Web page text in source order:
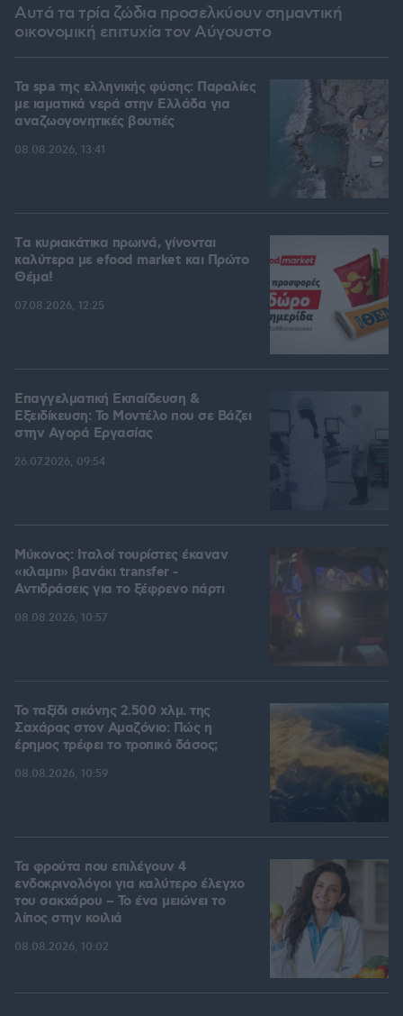
Αυτά τα τρία ζώδια προσελκύουν σημαντική
οικονομική επιτυχία τον Αύγουστο
Τα spa της ελληνικής φύσης: Παραλίες
με ιαματικά νερά στην Ελλάδα για
αναζωογονητικές βουτιές
08.08.2026, 13:41
Tα κυριακάτικα πρωινά, γίνονται
καλύτερα με efood market και Πρώτο
Θέμα!
07.08.2026, 12:25
Επαγγελματική Εκπαίδευση &
Εξειδίκευση: Το Mοντέλο που σε Bάζει
στην Aγορά Eργασίας
26.07.2026, 09:54
Μύκονος: Ιταλοί τουρίστες έκαναν
«κλαμπ» βανάκι transfer -
Αντιδράσεις για το ξέφρενο πάρτι
08.08.2026, 10:57
Το ταξίδι σκόνης 2.500 χλμ. της
Σαχάρας στον Αμαζόνιο: Πώς η
έρημος τρέφει το τροπικό δάσος;
08.08.2026, 10:59
Τα φρούτα που επιλέγουν 4
ενδοκρινολόγοι για καλύτερο έλεγχο
του σακχάρου – Το ένα μειώνει το
λίπος στην κοιλιά
08.08.2026, 10:02